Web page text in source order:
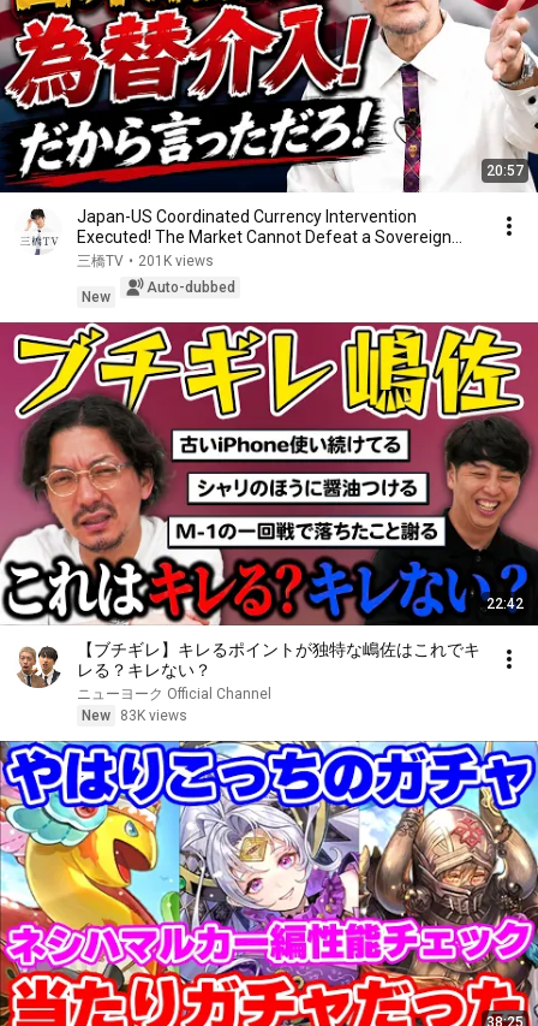
20:57
Japan-US Coordinated Currency Intervention
Executed! The Market Cannot Defeat a Sovereign
Currenc...
三橋TV • 201K views
New
Auto-dubbed
22:42
【ブチギレ】キレるポイントが独特な嶋佐はこれでキ
レる？キレない？
ニューヨーク Official Channel
New
83K views
38:25